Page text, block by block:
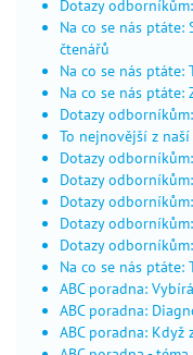
Dotazy
Na co se nás ptáte:
čtenářů
Na co se nás
Na co se nás
Dotazy
To nejnovější z
Dotazy
Dotazy
Dotazy
Dotazy
Dotazy
Na co se nás ptáte:
ABC poradna:
ABC poradna:
ABC poradna: Když